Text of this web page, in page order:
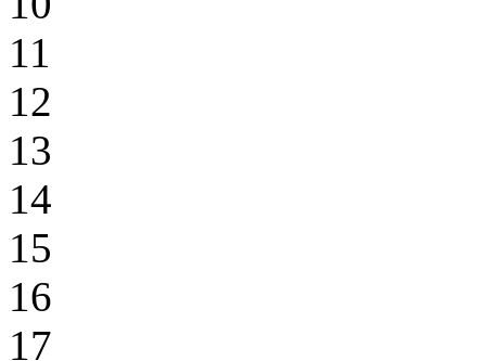
11
12
13
14
15
16
17